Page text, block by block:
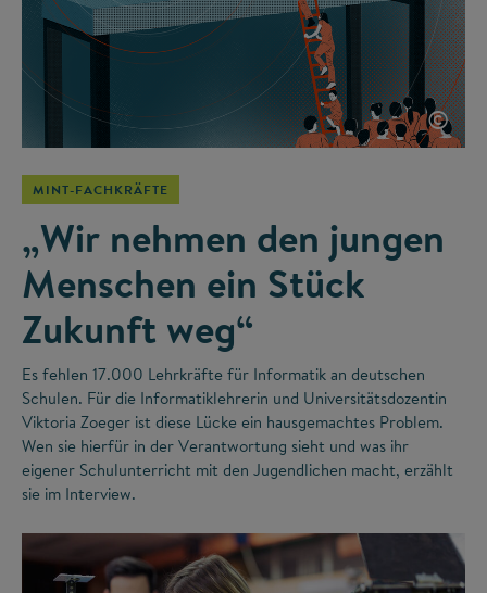
©
MINT-FACHKRÄFTE
„Wir nehmen den jungen
Menschen ein Stück
Zukunft weg“
Es fehlen 17.000 Lehrkräfte für Informatik an deutschen
Schulen. Für die Informatiklehrerin und Universitätsdozentin
Viktoria Zoeger ist diese Lücke ein hausgemachtes Problem.
Wen sie hierfür in der Verantwortung sieht und was ihr
eigener Schulunterricht mit den Jugendlichen macht, erzählt
sie im Interview.